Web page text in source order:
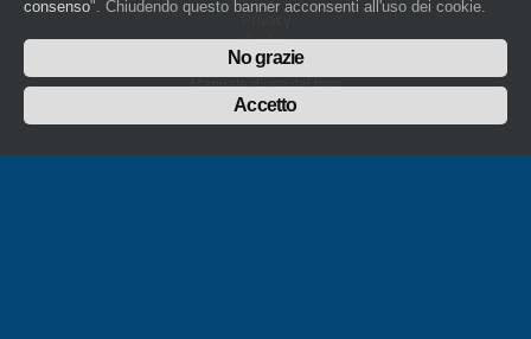
Privacy
Cookie
Whistleblowing
Manuale d'uso del logo
Policy sulla Parità di genere
consenso". Chiudendo questo banner acconsenti all'uso dei cookie.
No grazie
Accetto